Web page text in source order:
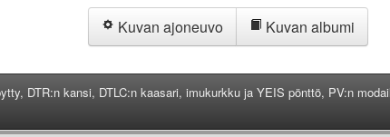
Kuvan ajoneuvo Kuvan albumi
DTR:n kansi, DTLC:n kaasari, imukurkku ja YEIS pönttö, PV:n